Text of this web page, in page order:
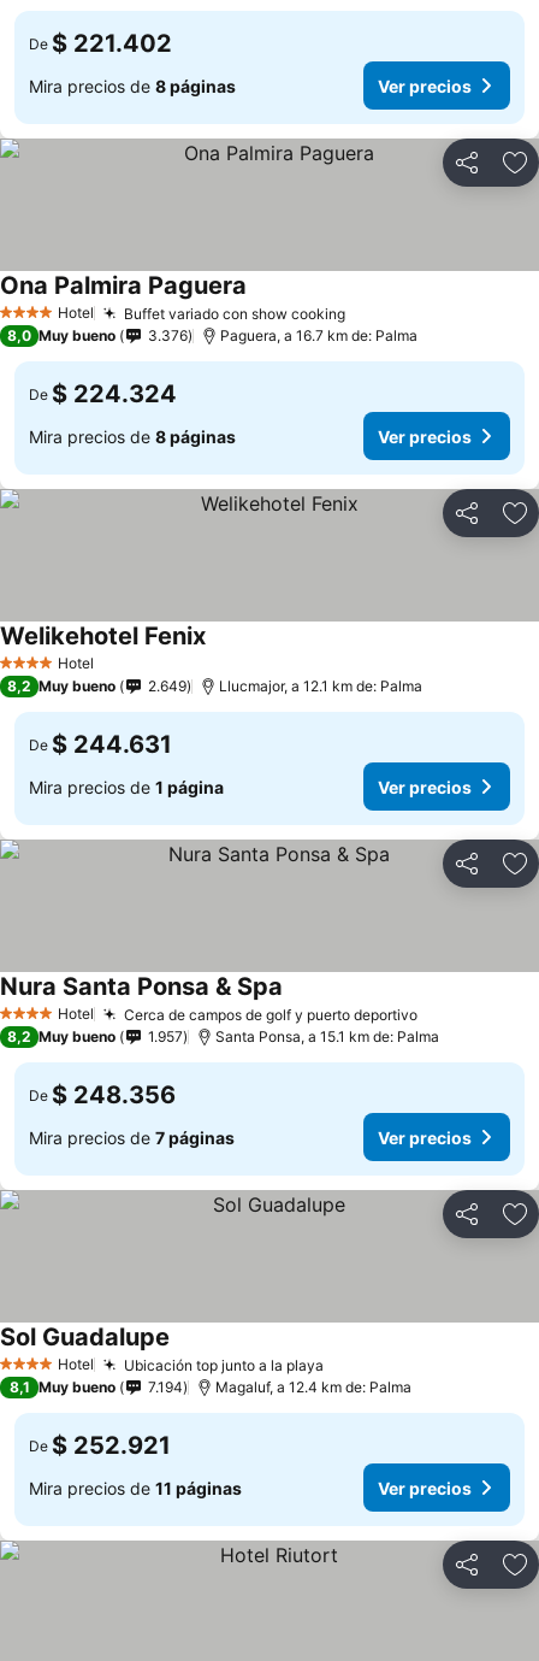
De $ 221.402
Mira precios de 8 páginas Ver precios
Compartir
4 EstrellasHotel Buffet variado con show cooking
Ona Palmira Paguera
8,0 Muy bueno 3.376 Paguera, a 16.7 km de: Palma
De $ 224.324
Mira precios de 8 páginas Ver precios
Compartir
4 EstrellasHotel
Welikehotel Fenix
8,2 Muy bueno 2.649 Llucmajor, a 12.1 km de: Palma
De $ 244.631
Mira precios de 1 página Ver precios
Compartir
4 EstrellasHotel Cerca de campos de golf y puerto deportivo
Nura Santa Ponsa & Spa
8,2 Muy bueno 1.957 Santa Ponsa, a 15.1 km de: Palma
De $ 248.356
Mira precios de 7 páginas Ver precios
Compartir
4 EstrellasHotel Ubicación top junto a la playa
Sol Guadalupe
8,1 Muy bueno 7.194 Magaluf, a 12.4 km de: Palma
De $ 252.921
Mira precios de 11 páginas Ver precios
Compartir